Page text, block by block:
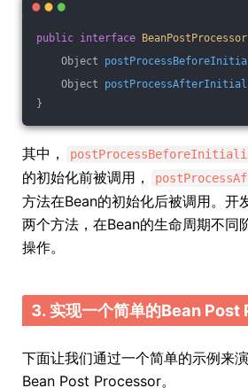
public interface BeanPostProcessor
Object
Object
}
其中，
的初始化前被调用，
方法在Bean的初始化后被调用。开
两个方法，在Bean的生命周期不同
操作。
3. 实现一个简单的Bean
下面让我们通过一个简单的示例来
Bean Post Processor。